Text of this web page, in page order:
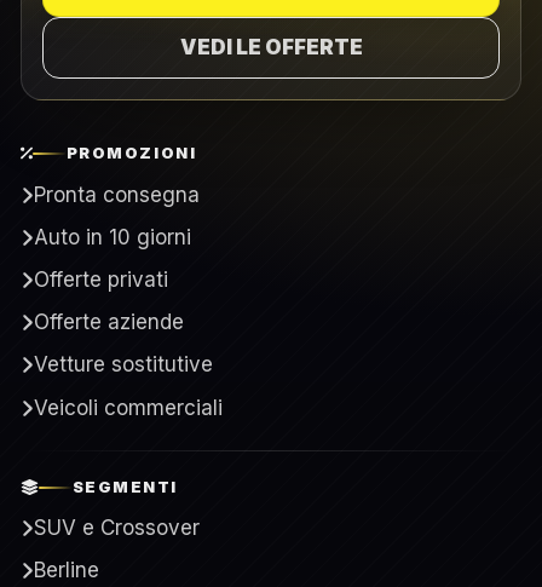
VEDI LE OFFERTE
PROMOZIONI
Pronta consegna
Auto in 10 giorni
Offerte privati
Offerte aziende
Vetture sostitutive
Veicoli commerciali
SEGMENTI
SUV e Crossover
Berline